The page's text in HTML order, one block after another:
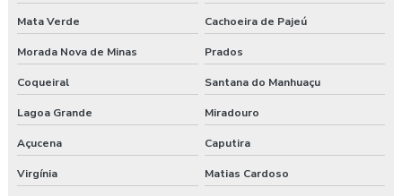
Mata Verde Cachoeira de Pajeú
Morada Nova de Minas Prados
Coqueiral Santana do Manhuaçu
Lagoa Grande Miradouro
Açucena Caputira
Virgínia Matias Cardoso